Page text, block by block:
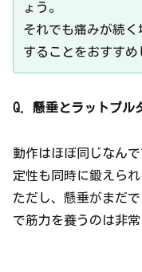
ょう。
それでも痛みが続
することをおすすめ
Q. 懸垂とラットプル
動作はほぼ同じなん
定性も同時に鍛えら
ただし、懸垂がまだ
で筋力を養うのは非